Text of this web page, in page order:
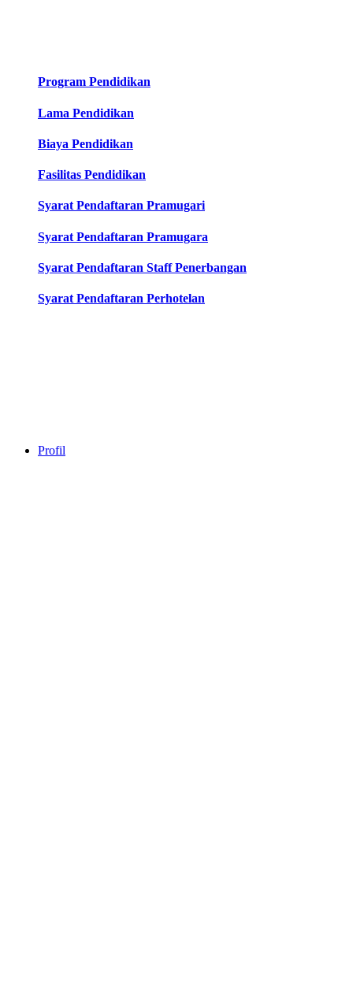
Program Pendidikan
Lama Pendidikan
Biaya Pendidikan
Fasilitas Pendidikan
Syarat Pendaftaran Pramugari
Syarat Pendaftaran Pramugara
Syarat Pendaftaran Staff Penerbangan
Syarat Pendaftaran Perhotelan
Profil